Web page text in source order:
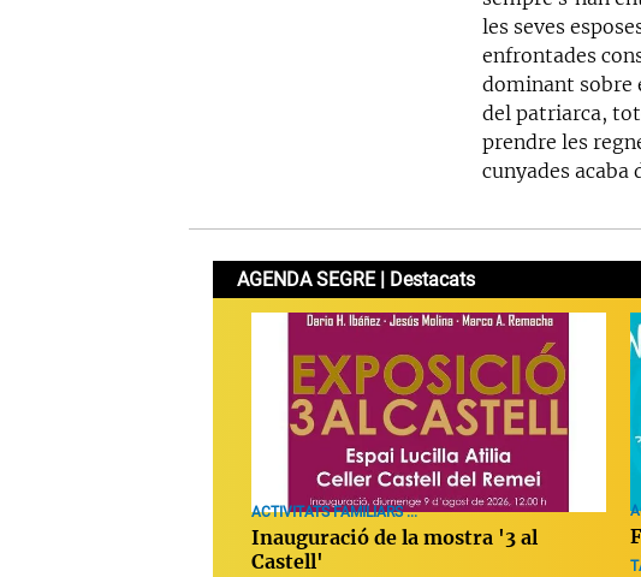
les seves
enfrontades
dominant sobre
del patriarca,
prendre les
cunyades acaba
AGENDA SEGRE | Destacats
ACTIVITATS FAMILIARS ...
Inauguració de la mostra '3 al
Castell'